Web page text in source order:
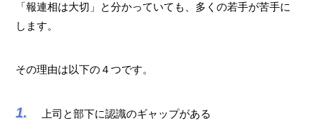
「報連相は大切」と分かっていても、多くの若手が苦手に
します。
その理由は以下の４つです。
上司と部下に認識のギャップがある